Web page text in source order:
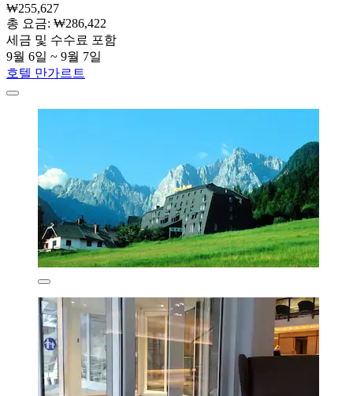
₩255,627
총 요금: ₩286,422
세금 및 수수료 포함
9월 6일 ~ 9월 7일
호텔 만가르트